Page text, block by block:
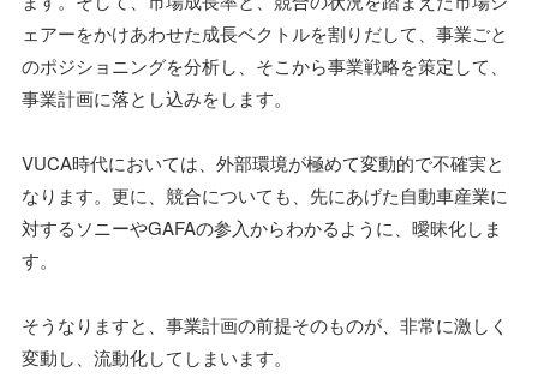
ェアーをかけあわせた成長ベクトルを割りだして、事業ごと
のポジショニングを分析し、そこから事業戦略を策定して、
事業計画に落とし込みをします。
VUCA時代においては、外部環境が極めて変動的で不確実と
なります。更に、競合についても、先にあげた自動車産業に
対するソニーやGAFAの参入からわかるように、曖昧化しま
す。
そうなりますと、事業計画の前提そのものが、非常に激しく
変動し、流動化してしまいます。